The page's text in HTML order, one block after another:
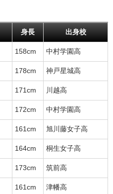
身長 出身校
158cm 中村学園高
178cm 神戸星城高
171cm 川越高
172cm 中村学園高
161cm 旭川藤女子高
164cm 桐生女子高
173cm 筑前高
161cm 津幡高